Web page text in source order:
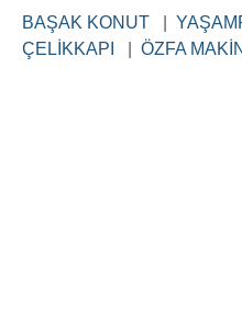
BAŞAK KONUT
ÇELİKKAPI
ÖZFA